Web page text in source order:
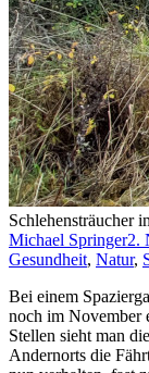
Schlehensträucher
Michael Springer2.
Gesundheit, Natur,
Bei einem
noch im November
Stellen sieht man
Andernorts die